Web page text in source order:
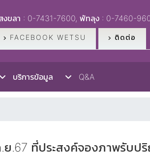
งขลา : 0-7431-7600, พัทลุง : 0-7460-
FACEBOOK WETSU ติดต่อ
บริการข้อมูล Q&A
.67 ที่ประสงค์จองภาพรับ